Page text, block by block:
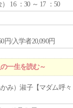
） 16 ：30 ～ 17 ：50
円/入学者20,090円
一生を読む～
み）淑子【マダム呼々